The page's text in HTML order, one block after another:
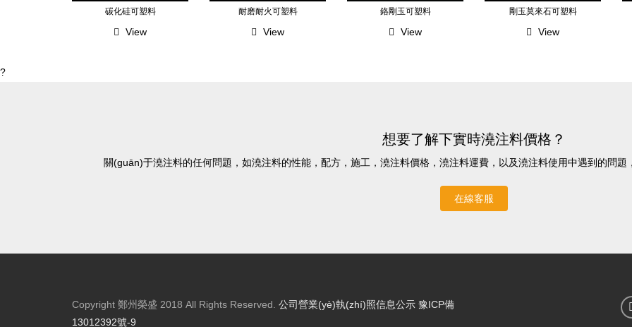
碳化硅可塑料
View
耐磨耐火可塑料
View
鉻剛玉可塑料
View
剛玉莫來石可塑料
View
?
想要了解下實時澆注料價格？
關(guān)于澆注料的任何問題，如澆注料的性能，配方，施工，澆注料價格，澆注料運費，以及澆注料使用中遇到的
在線客服
Copyright 鄭州榮盛 2018 All Rights Reserved. 公司營業(yè)執(zhí)照信息公示 豫ICP備
13012392號-9